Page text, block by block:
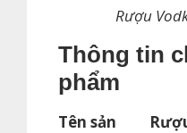
Rượu
Thông tin
phẩm
Tên sản